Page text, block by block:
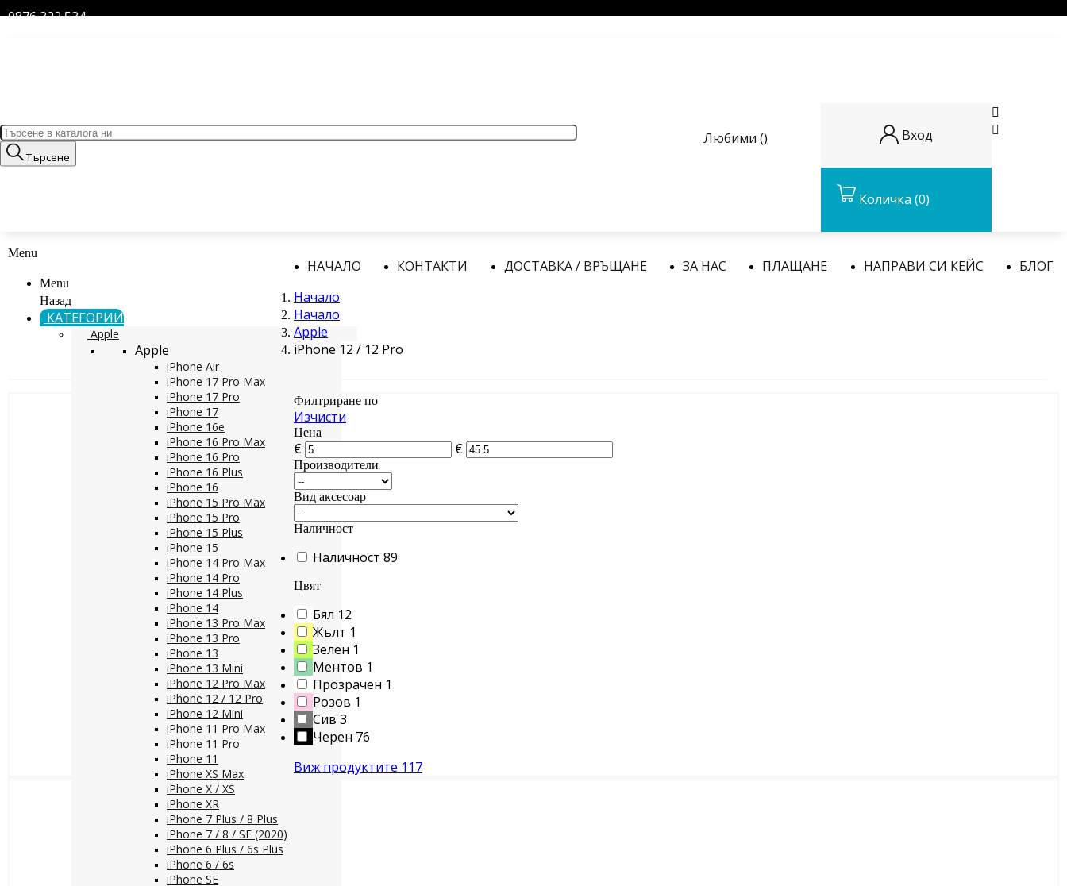
0876 322 534
Търсене
Любими () Вход
Количка (0)


Menu
Menu
Назад
КАТЕГОРИИ
Apple
Apple
iPhone Air
iPhone 17 Pro Max
iPhone 17 Pro
iPhone 17
iPhone 16e
iPhone 16 Pro Max
iPhone 16 Pro
iPhone 16 Plus
iPhone 16
iPhone 15 Pro Max
iPhone 15 Pro
iPhone 15 Plus
iPhone 15
iPhone 14 Pro Max
iPhone 14 Pro
iPhone 14 Plus
iPhone 14
iPhone 13 Pro Max
iPhone 13 Pro
iPhone 13
iPhone 13 Mini
iPhone 12 Pro Max
iPhone 12 / 12 Pro
iPhone 12 Mini
iPhone 11 Pro Max
iPhone 11 Pro
iPhone 11
iPhone XS Max
iPhone X / XS
iPhone XR
iPhone 7 Plus / 8 Plus
iPhone 7 / 8 / SE (2020)
iPhone 6 Plus / 6s Plus
iPhone 6 / 6s
iPhone SE
НАЧАЛО КОНТАКТИ ДОСТАВКА / ВРЪЩАНЕ ЗА НАС ПЛАЩАНЕ НАПРАВИ СИ КЕЙС
БЛОГ
Начало
Начало
Apple
iPhone 12 / 12 Pro
Филтриране по
Изчисти
Цена
€ €
Производители
Вид аксесоар
Наличност
Наличност 89
Цвят
Бял 12
Жълт 1
Зелен 1
Ментов 1
Прозрачен 1
Розов 1
Сив 3
Черен 76
Виж продуктите 117